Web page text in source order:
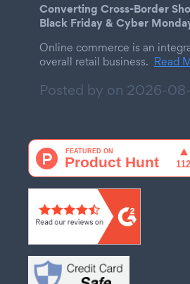
Converting Cross-Border
Black Friday & Cyber
Online commerce is an
overall retail business. Read
Posted by on 2026-